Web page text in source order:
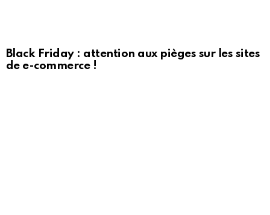
Black Friday : attention aux pièges sur les sites
de e-commerce !